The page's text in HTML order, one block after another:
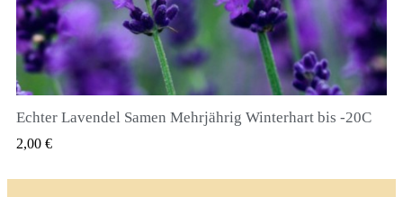
QUICK VIEW
Echter Lavendel Samen Mehrjährig Winterhart bis -20C
2,00 €